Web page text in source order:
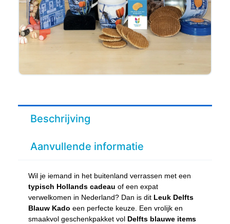
Beschrijving
Aanvullende informatie
Wil je iemand in het buitenland verrassen met een
typisch Hollands cadeau of een expat
verwelkomen in Nederland? Dan is dit Leuk Delfts
Blauw Kado een perfecte keuze. Een vrolijk en
smaakvol geschenkpakket vol Delfts blauwe items